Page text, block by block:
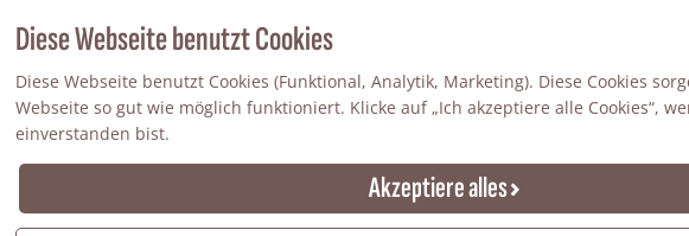
Diese Webseite benutzt Cookies
Diese Webseite benutzt Cookies (Funktional, Analytik, Marketing). Diese Cookies
Webseite so gut wie möglich funktioniert. Klicke auf „Ich akzeptiere alle Cookies“,
einverstanden bist.
Akzeptiere alles